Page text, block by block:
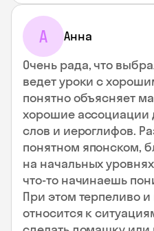
А Анна
Очень рада, что
ведет уроки с
понятно объясняет
хорошие ассоциации
слов и иероглифов.
понятном японском,
на начальных
что-то начинаешь
При этом терпеливо
относится к